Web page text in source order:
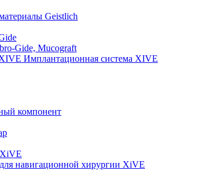
Geistlich
Gide, Mucograft
Имплантационная система XIVE
компонент
навигационной хирургии XiVE